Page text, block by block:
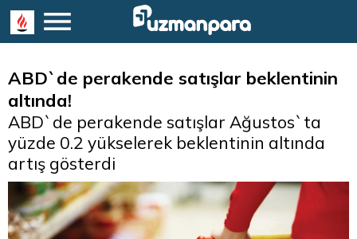
ABD`de perakende satışlar beklentinin
altında!
ABD`de perakende satışlar Ağustos`ta
yüzde 0.2 yükselerek beklentinin altında
artış gösterdi